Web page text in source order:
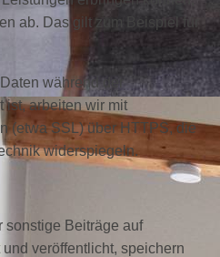
ab. Das gilt zum Beispiel für
während der
ist, arbeiten wir mit
(etwa SSL) über HTTPS, die
widerspiegeln.
sonstige Beiträge auf
veröffentlicht, speichern